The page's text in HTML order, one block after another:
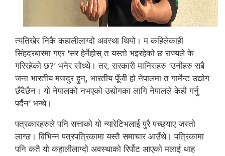
त्यतिखेर निकै कहालीलाग्दो अवस्था थियो। म कहिलेकाही
सिंहदरबारमा गएर ‘सर हेर्नेहोस् त यस्तो भइरहेको छ राज्यले के
गरिरहेको छ?’ भनेर सोध्थे। तर, सरकारी मानिसहरु ‘उनीहरु सबै
जना भारतीय मजदुर हुन्, भारतीय पूँजी हो नेपालमा त गार्मेन्ट उद्योग
छँदैछैन। यो नेपालको नभएको उद्योगका लागि नेपालले केही गर्नु
पर्दैन’ भन्थे।
पत्रकारहरुले पनि सत्ताको यो न्यारेटिभलाई पुरै पच्छ्याए जस्तो
लाग्छ। विभिन्न पत्रपत्रिकामा यस्तै समाचार आउँथे। पत्रिकामा
पनि कतै यो कहालीलाग्दो अवस्थाको रिर्पोट आएको मलाई थाह